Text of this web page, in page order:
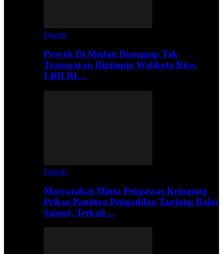
Daerah
Proyek Di Medan Dianggap Tak
Transparan Dipimpin Walikota Rico,
LBH RI…
Daerah
Masyarakat Minta Pengawas Kejagung
Priksa Panitera Pengadilan Tanjung Balai
Sumut, Terkait…